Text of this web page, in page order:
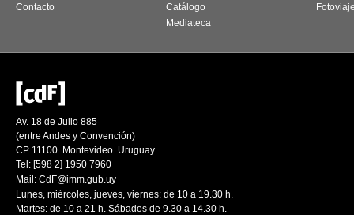
Contacto
Catálogo
Mediateca
Av. 18 de Julio 885
(entre Andes y Convención)
CP 11100. Montevideo. Uruguay
Tel: [598 2] 1950 7960
Mail: CdF@imm.gub.uy
Lunes, miércoles, jueves, viernes: de 10 a 19.30 h.
Martes: de 10 a 21 h. Sábados de 9.30 a 14.30 h.